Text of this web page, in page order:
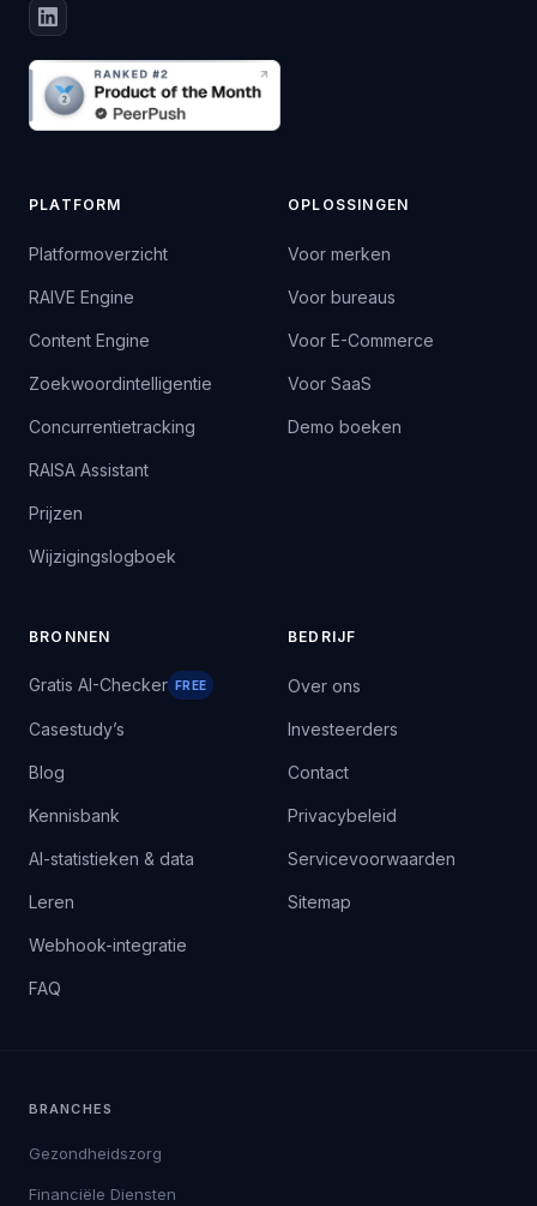
PLATFORM
Platformoverzicht
RAIVE Engine
Content Engine
Zoekwoordintelligentie
Concurrentietracking
RAISA Assistant
Prijzen
Wijzigingslogboek
OPLOSSINGEN
Voor merken
Voor bureaus
Voor E-Commerce
Voor SaaS
Demo boeken
BRONNEN
Gratis AI-Checker FREE
Casestudy’s
Blog
Kennisbank
AI-statistieken & data
Leren
Webhook-integratie
FAQ
BEDRIJF
Over ons
Investeerders
Contact
Privacybeleid
Servicevoorwaarden
Sitemap
BRANCHES
Gezondheidszorg
Financiële Diensten